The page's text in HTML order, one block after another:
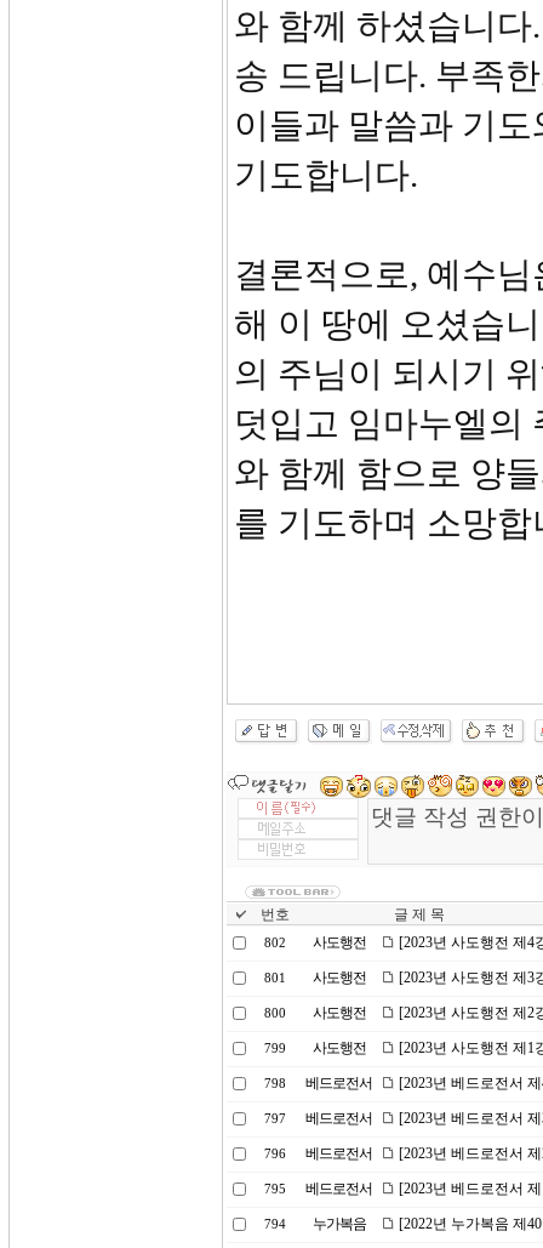
와 함께 하셨습니
송 드립니다. 부족
이들과 말씀과 기
기도합니다.
결론적으로, 예수
해 이 땅에 오셨습
의 주님이 되시기
덧입고 임마누엘의
와 함께 함으로 양
를 기도하며 소망합
번호 글 제 목
802 사도행전 [2023년 사도행전 제
801 사도행전 [2023년 사도행전 제
800 사도행전 [2023년 사도행전 제2
799 사도행전 [2023년 사도행전 제
798 베드로전서 [2023년 베드로전서
797 베드로전서 [2023년 베드로전서
796 베드로전서 [2023년 베드로전서
795 베드로전서 [2023년 베드로전서
794 누가복음 [2022년 누가복음 제